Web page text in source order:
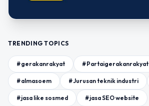
TRENDING TOPICS
#gerakanrakyat #Partaigerakanrakyat
#almasoem #Jurusan teknik industri
#jasa like sosmed #jasa SEO website